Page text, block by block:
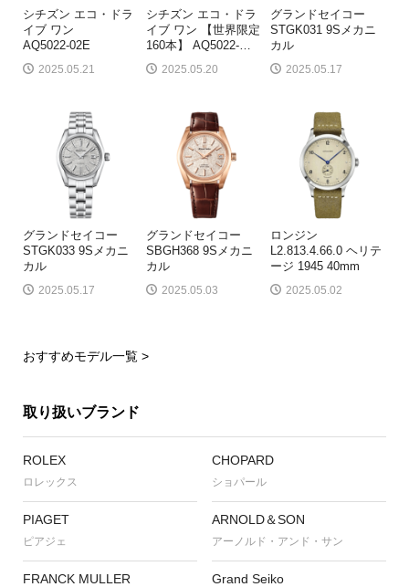
シチズン エコ・ドラ
イブ ワン
AQ5022-02E
2025.05.21
シチズン エコ・ドラ
イブ ワン 【世界限定
160本】 AQ5022-…
2025.05.20
グランドセイコー
STGK031 9Sメカニ
カル
2025.05.17
グランドセイコー
STGK033 9Sメカニ
カル
2025.05.17
グランドセイコー
SBGH368 9Sメカニ
カル
2025.05.03
ロンジン
L2.813.4.66.0 ヘリテ
ージ 1945 40mm
2025.05.02
おすすめモデル一覧 >
取り扱いブランド
ROLEX
ロレックス
CHOPARD
ショパール
PIAGET
ピアジェ
ARNOLD＆SON
アーノルド・アンド・サン
FRANCK MULLER Grand Seiko